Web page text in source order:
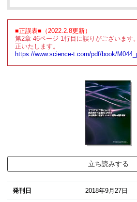
■正誤表■（2022.2.8更新）
第2章 46ページ 1行目に誤りがございます
正いたします。
https://www.science-t.com/pdf/book/
立ち読みする
発刊日 2018年9月27日